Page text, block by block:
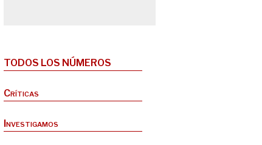
TODOS LOS NÚMEROS
Críticas
Investigamos